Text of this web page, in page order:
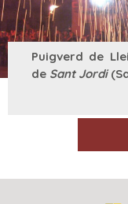
Puigverd de
de Sant Jordi